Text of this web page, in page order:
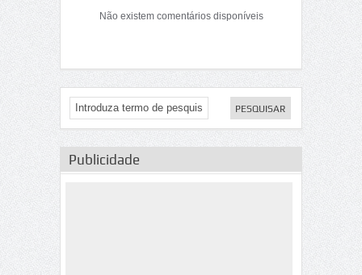
Não existem comentários disponíveis
Publicidade